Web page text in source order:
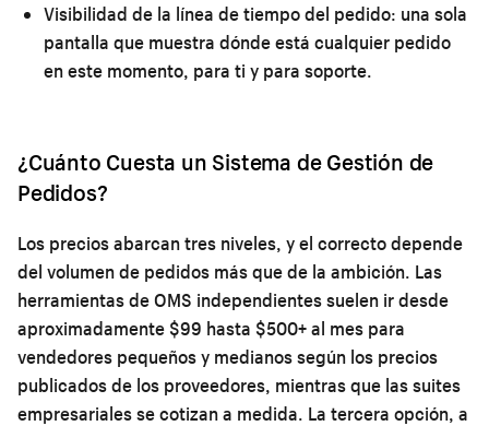
Visibilidad de la línea de tiempo del pedido: una sola
pantalla que muestra dónde está cualquier pedido
en este momento, para ti y para soporte.
¿Cuánto Cuesta un Sistema de Gestión de
Pedidos?
Los precios abarcan tres niveles, y el correcto depende
del volumen de pedidos más que de la ambición. Las
herramientas de OMS independientes suelen ir desde
aproximadamente $99 hasta $500+ al mes para
vendedores pequeños y medianos según los precios
publicados de los proveedores, mientras que las suites
empresariales se cotizan a medida. La tercera opción, a